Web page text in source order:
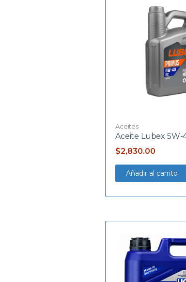
Aceites
Aceite Lubex 5W-
$2,830.00
Añadir al carrito